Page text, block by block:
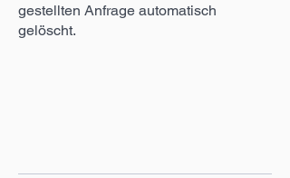
gestellten Anfrage automatisch
gelöscht.